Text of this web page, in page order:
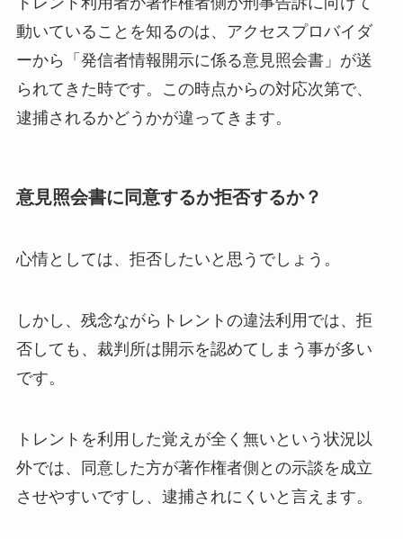
動いていることを知るのは、アクセスプロバイダ
ーから「発信者情報開示に係る意見照会書」が送
られてきた時です。この時点からの対応次第で、
逮捕されるかどうかが違ってきます。
意見照会書に同意するか拒否するか？
心情としては、拒否したいと思うでしょう。
しかし、残念ながらトレントの違法利用では、拒
否しても、裁判所は開示を認めてしまう事が多い
です。
トレントを利用した覚えが全く無いという状況以
外では、同意した方が著作権者側との示談を成立
させやすいですし、逮捕されにくいと言えます。